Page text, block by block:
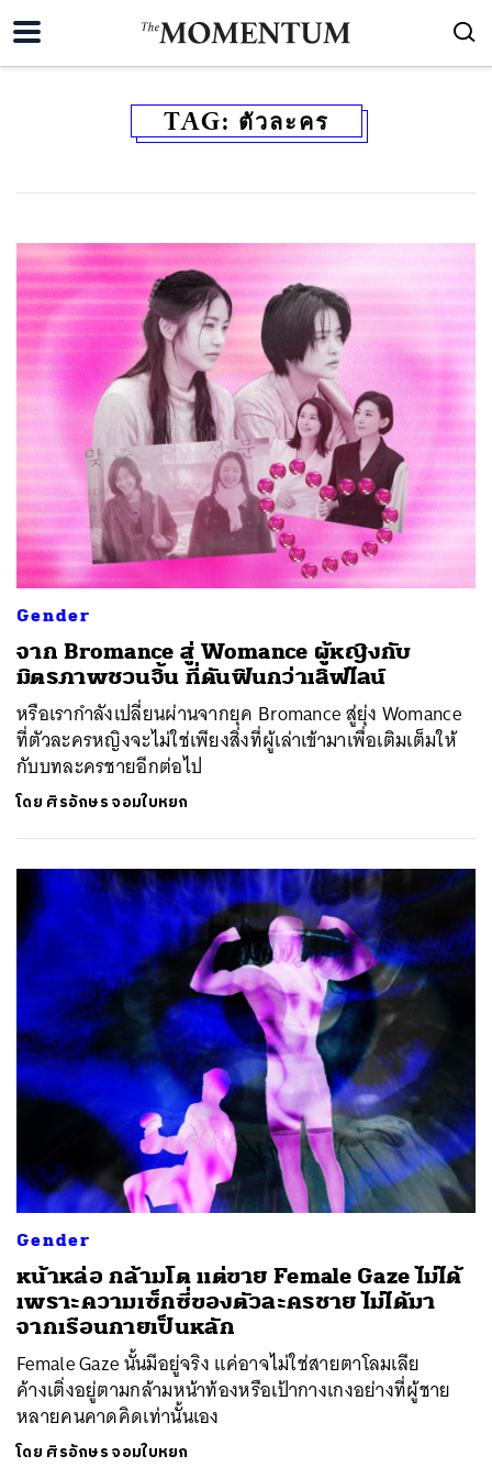
TAG: ตัวละคร
Gender
จาก Bromance สู่ Womance ผู้หญิงกับ
มิตรภาพชวนจิ้น ที่ดันฟินกว่าเลิฟไลน์
หรือเรากำลังเปลี่ยนผ่านจากยุค Bromance สู่ยุ่ง Womance
ที่ตัวละครหญิงจะไม่ใช่เพียงสิ่งที่ผู้เล่าเข้ามาเพื่อเติมเต็มให้
กับบทละครชายอีกต่อไป
โดย ศิรอักษร จอมใบหยก
Gender
หน้าหล่อ กล้ามโต แต่ขาย Female Gaze ไม่ได้
เพราะความเซ็กซี่ของตัวละครชาย ไม่ได้มา
จากเรือนกายเป็นหลัก
Female Gaze นั้นมีอยู่จริง แค่อาจไม่ใช่สายตาโลมเลีย
ค้างเติ่งอยู่ตามกล้ามหน้าท้องหรือเป้ากางเกงอย่างที่ผู้ชาย
หลายคนคาดคิดเท่านั้นเอง
โดย ศิรอักษร จอมใบหยก
SHARE TWEET LINE EMAIL